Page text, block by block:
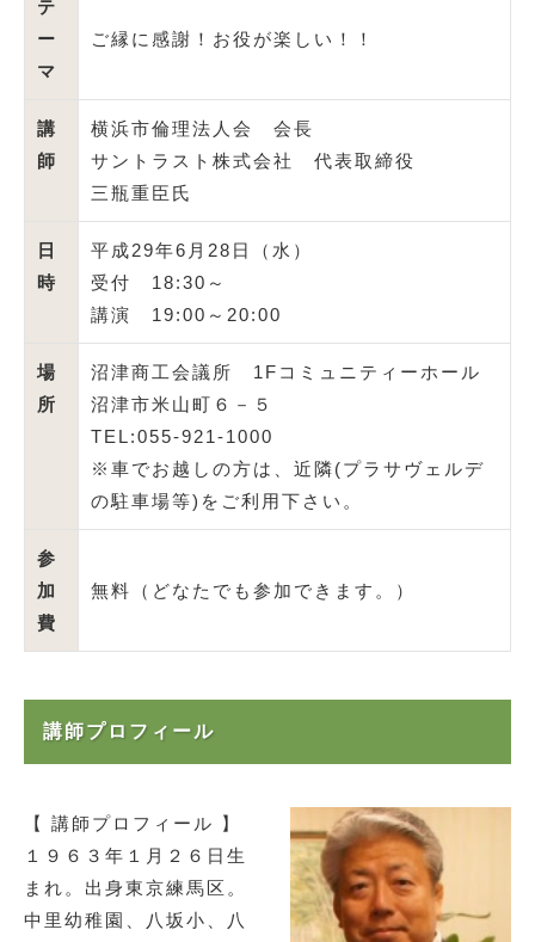
テ
ー
マ
ご縁に感謝！お役が楽しい！！
講
師
横浜市倫理法人会 会長
サントラスト株式会社 代表取締役
三瓶重臣氏
日
時
平成29年6月28日（水）
受付 18:30～
講演 19:00～20:00
場
所
沼津商工会議所 1Fコミュニティーホール
沼津市米山町６－５
TEL:055-921-1000
※車でお越しの方は、近隣(プラサヴェルデ
の駐車場等)をご利用下さい。
参
加
費
無料（どなたでも参加できます。）
講師プロフィール
【 講師プロフィール 】
１９６３年１月２６日生
まれ。出身東京練馬区。​
中里幼稚園、八坂小、八